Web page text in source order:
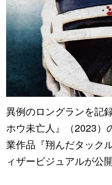
異例のロングランを記
ホウ未亡人』（2023）
業作品『翔んだタック
ィザービジュアルが公